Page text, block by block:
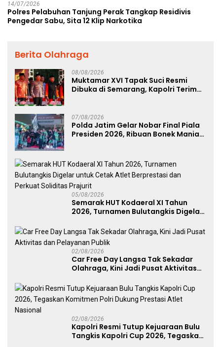
14/07/2026
Polres Pelabuhan Tanjung Perak Tangkap Residivis
Pengedar Sabu, Sita 12 Klip Narkotika
Berita Olahraga
08/08/2026
Muktamar XVI Tapak Suci Resmi
Dibuka di Semarang, Kapolri Terima
07/08/2026
Polda Jatim Gelar Nobar Final Piala
Presiden 2026, Ribuan Bonek Mania
05/08/2026
Semarak HUT Kodaeral XI Tahun
2026, Turnamen Bulutangkis Digelar
Perkuat Soliditas Prajurit
02/08/2026
Car Free Day Langsa Tak Sekadar
Olahraga, Kini Jadi Pusat Aktivitas
02/08/2026
Kapolri Resmi Tutup Kejuaraan Bulu
Tangkis Kapolri Cup 2026, Tegaskan